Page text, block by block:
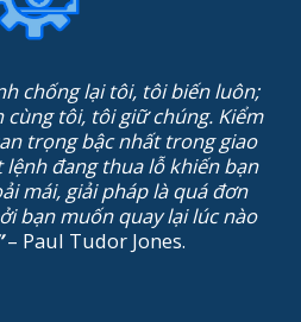
chống lại tôi, tôi biến luôn;
tôi, tôi giữ chúng. Kiểm
trọng bậc nhất trong giao
đang thua lỗ khiến bạn
mái, giải pháp là quá đơn
bạn muốn quay lại lúc nào
– Paul Tudor Jones.